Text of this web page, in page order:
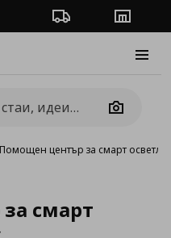
Проследяване на
Camera
Помощен център за смарт
смарт